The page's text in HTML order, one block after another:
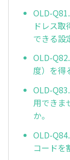
OLD-
ドレス
できる設
OLD-
度）を得
OLD-
用できま
か。
OLD-
コードを